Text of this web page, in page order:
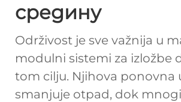
средину
Održivost je sve važnija u
modulni sistemi za izložbe
tom cilju. Njihova ponovna
smanjuje otpad, dok mnogi